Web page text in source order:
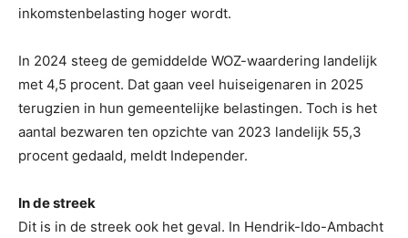
inkomstenbelasting hoger wordt.
In 2024 steeg de gemiddelde WOZ-waardering landelijk
met 4,5 procent. Dat gaan veel huiseigenaren in 2025
terugzien in hun gemeentelijke belastingen. Toch is het
aantal bezwaren ten opzichte van 2023 landelijk 55,3
procent gedaald, meldt Independer.
In de streek
Dit is in de streek ook het geval. In Hendrik-Ido-Ambacht